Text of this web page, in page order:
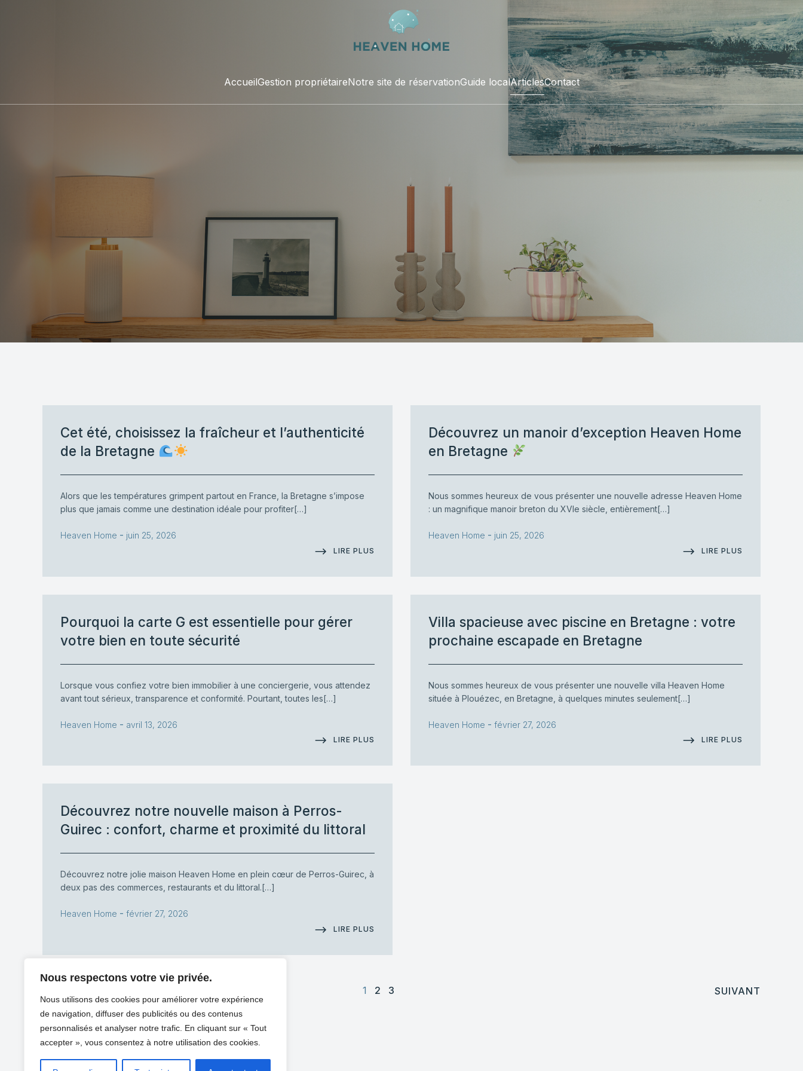
Nous respectons votre vie privée.
Nous utilisons des cookies pour améliorer votre expérience
de navigation, diffuser des publicités ou des contenus
personnalisés et analyser notre trafic. En cliquant sur « Tout
accepter », vous consentez à notre utilisation des cookies.
AccueilGestion propriétaireNotre site de réservationGuide localArticlesContact
Cet été, choisissez la fraîcheur et l’authenticité
de la Bretagne
Alors que les températures grimpent partout en France, la Bretagne s’impose
plus que jamais comme une destination idéale pour profiter[…]
Heaven Home - juin 25, 2026
LIRE PLUS
Découvrez un manoir d’exception Heaven Home
en Bretagne
Nous sommes heureux de vous présenter une nouvelle adresse Heaven Home
: un magnifique manoir breton du XVIe siècle, entièrement[…]
Heaven Home - juin 25, 2026
LIRE PLUS
Pourquoi la carte G est essentielle pour gérer
votre bien en toute sécurité
Lorsque vous confiez votre bien immobilier à une conciergerie, vous attendez
avant tout sérieux, transparence et conformité. Pourtant, toutes les[…]
Heaven Home - avril 13, 2026
LIRE PLUS
Villa spacieuse avec piscine en Bretagne : votre
prochaine escapade en Bretagne
Nous sommes heureux de vous présenter une nouvelle villa Heaven Home
située à Plouézec, en Bretagne, à quelques minutes seulement[…]
Heaven Home - février 27, 2026
LIRE PLUS
Découvrez notre nouvelle maison à Perros-
Guirec : confort, charme et proximité du littoral
Découvrez notre jolie maison Heaven Home en plein cœur de Perros-Guirec, à
deux pas des commerces, restaurants et du littoral.[…]
Heaven Home - février 27, 2026
LIRE PLUS
1 2 3 SUIVANT